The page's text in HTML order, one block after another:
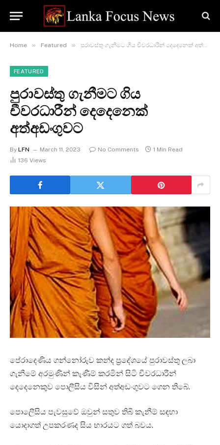
Home » Featured » පුරාවස්තු ගැනීමට ගිය චීවරධාරීන් දෙදෙනෙක් අත්අඩංගුවට
FEATURED
පුරාවස්තු ගැනීමට ගිය
චීවරධාරීන් දෙදෙනෙක්
අත්අඩංගුවට
By LFN March 11, 2023 No Comments
1 Min Read
136 Views
පේරාදෙණිය ගන්නෝරුව කන්ද ප්‍රදේශයේ පුරාවස්තු ලබා
ගැනීමේ අරමුණින් කැණීම් කරමින් සිටි චීවරධාරීන්
දෙදෙනෙකුව පොලීසිය විසින් අත්අඩංගුවට ගෙන තිබේ.
පොලෙීසිය පැවසුවේ ඔවුන් සතුව තිබී කැනීම් සඳහා
යොදාගත් උපකරණද සිය භාරයට ගත් බවය.